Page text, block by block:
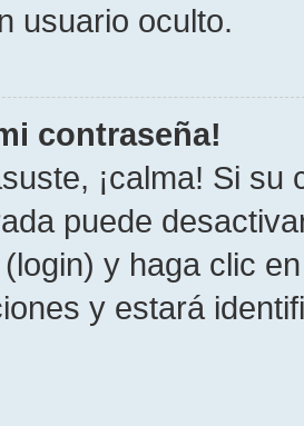
usuario oculto.
contraseña!
¡calma! Si su
puede
(login) y haga clic
y estará